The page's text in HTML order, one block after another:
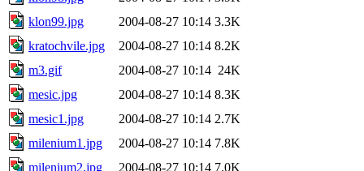
klon99.jpg
2004-08-27 10:14 3.3K
kratochvile.jpg
2004-08-27 10:14 8.2K
m3.gif
2004-08-27 10:14 24K
mesic.jpg
2004-08-27 10:14 8.3K
mesic1.jpg
2004-08-27 10:14 2.7K
milenium1.jpg
2004-08-27 10:14 7.8K
milenium2.jpg
2004-08-27 10:14 7.0K